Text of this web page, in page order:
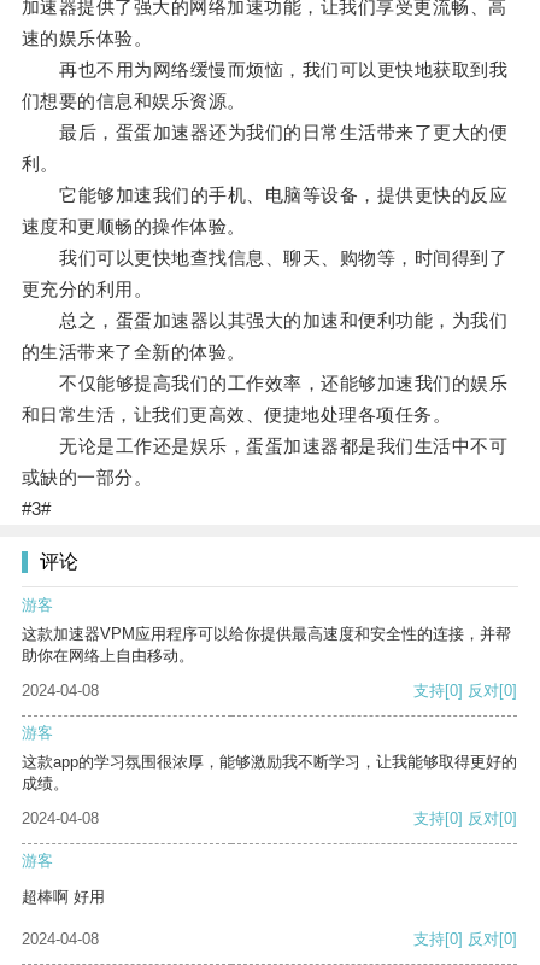
加速器提供了强大的网络加速功能，让我们享受更流畅、高
速的娱乐体验。
再也不用为网络缓慢而烦恼，我们可以更快地获取到我
们想要的信息和娱乐资源。
最后，蛋蛋加速器还为我们的日常生活带来了更大的便
利。
它能够加速我们的手机、电脑等设备，提供更快的反应
速度和更顺畅的操作体验。
我们可以更快地查找信息、聊天、购物等，时间得到了
更充分的利用。
总之，蛋蛋加速器以其强大的加速和便利功能，为我们
的生活带来了全新的体验。
不仅能够提高我们的工作效率，还能够加速我们的娱乐
和日常生活，让我们更高效、便捷地处理各项任务。
无论是工作还是娱乐，蛋蛋加速器都是我们生活中不可
或缺的一部分。
#3#
评论
游客
这款加速器VPM应用程序可以给你提供最高速度和安全性的连接，并帮
助你在网络上自由移动。
2024-04-08
支持[0] 反对[0]
游客
这款app的学习氛围很浓厚，能够激励我不断学习，让我能够取得更好的
成绩。
2024-04-08
支持[0] 反对[0]
游客
超棒啊 好用
2024-04-08 支持[0] 反对[0]